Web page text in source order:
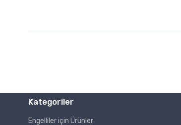
Kategoriler
Engelliler için Ürünler